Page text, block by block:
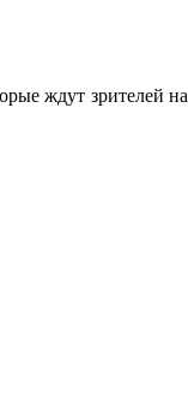
ждут зрителей на